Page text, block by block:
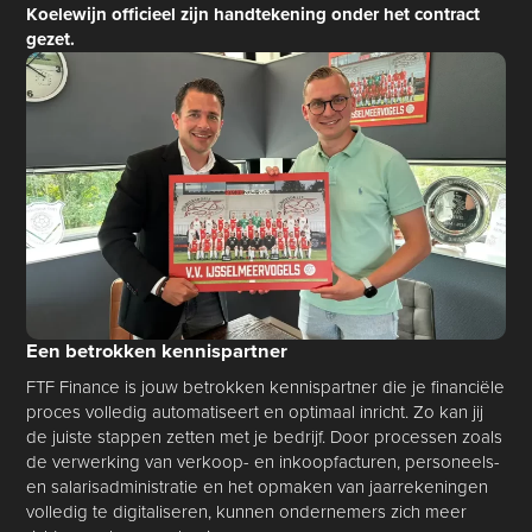
Koelewijn officieel zijn handtekening onder het contract
gezet.
Een betrokken kennispartner
FTF Finance is jouw betrokken kennispartner die je financiële
proces volledig automatiseert en optimaal inricht. Zo kan jij
de juiste stappen zetten met je bedrijf. Door processen zoals
de verwerking van verkoop- en inkoopfacturen, personeels-
en salarisadministratie en het opmaken van jaarrekeningen
volledig te digitaliseren, kunnen ondernemers zich meer